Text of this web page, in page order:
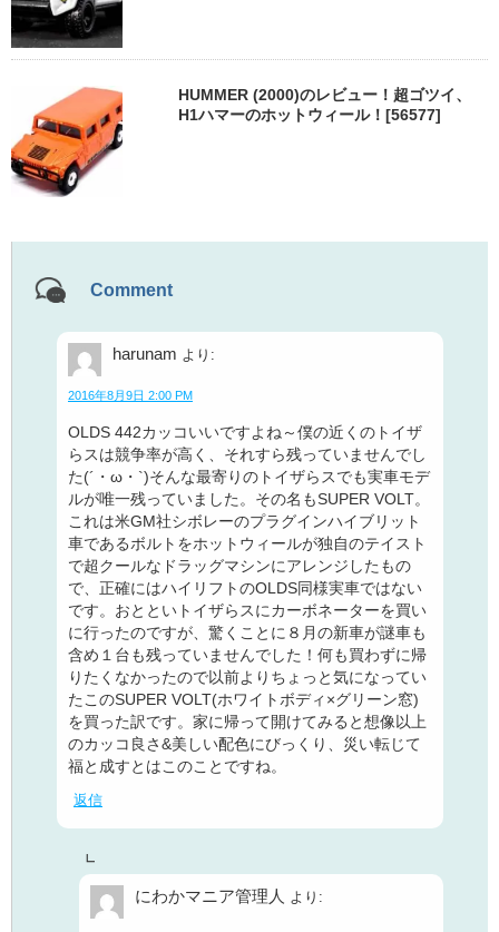
HUMMER (2000)のレビュー！超ゴツイ、
H1ハマーのホットウィール！[56577]
Comment
harunam より:
2016年8月9日 2:00 PM
OLDS 442カッコいいですよね～僕の近くのトイザ
らスは競争率が高く、それすら残っていませんでし
た(´・ω・`)そんな最寄りのトイザらスでも実車モデ
ルが唯一残っていました。その名もSUPER VOLT。
これは米GM社シボレーのプラグインハイブリット
車であるボルトをホットウィールが独自のテイスト
で超クールなドラッグマシンにアレンジしたもの
で、正確にはハイリフトのOLDS同様実車ではない
です。おとといトイザらスにカーボネーターを買い
に行ったのですが、驚くことに８月の新車が謎車も
含め１台も残っていませんでした！何も買わずに帰
りたくなかったので以前よりちょっと気になってい
たこのSUPER VOLT(ホワイトボディ×グリーン窓)
を買った訳です。家に帰って開けてみると想像以上
のカッコ良さ&美しい配色にびっくり、災い転じて
福と成すとはこのことですね。
返信
にわかマニア管理人 より: